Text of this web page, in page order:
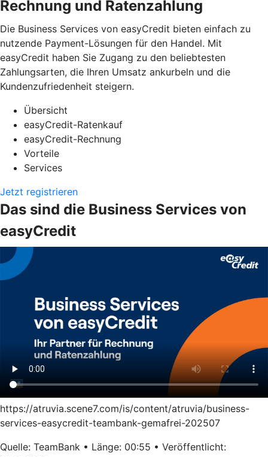
Rechnung und Ratenzahlung
Die Business Services von easyCredit bieten einfach zu
nutzende Payment-Lösungen für den Handel. Mit
easyCredit haben Sie Zugang zu den beliebtesten
Zahlungsarten, die Ihren Umsatz ankurbeln und die
Kundenzufriedenheit steigern.
Übersicht
easyCredit-Ratenkauf
easyCredit-Rechnung
Vorteile
Services
Jetzt registrieren
Das sind die Business Services von
easyCredit
https://atruvia.scene7.com/is/content/atruvia/business-
services-easycredit-teambank-gemafrei-202507
Quelle: TeamBank • Länge: 00:55 • Veröffentlicht: